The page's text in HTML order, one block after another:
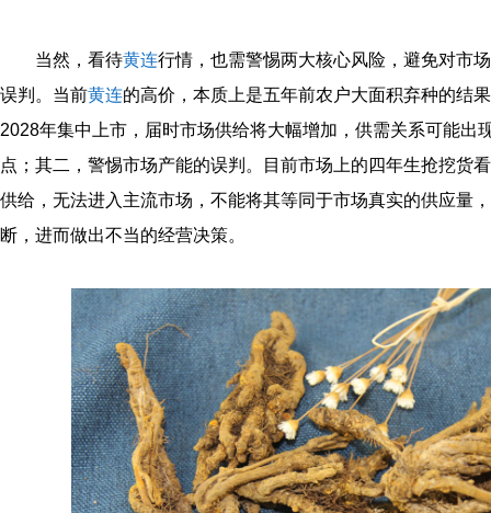
当然，看待黄连行情，也需警惕两大核心风险，避免对市
误判。当前黄连的高价，本质上是五年前农户大面积弃种的结
2028年集中上市，届时市场供给将大幅增加，供需关系可能出
点；其二，警惕市场产能的误判。目前市场上的四年生抢挖货
供给，无法进入主流市场，不能将其等同于市场真实的供应量
断，进而做出不当的经营决策。